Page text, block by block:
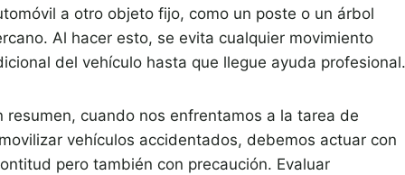
a otro objeto fijo, como un poste o un árbol
Al hacer esto, se evita cualquier movimiento
del vehículo hasta que llegue ayuda profesional.
resumen, cuando nos enfrentamos a la tarea de
vehículos accidentados, debemos actuar con
pero también con precaución. Evaluar